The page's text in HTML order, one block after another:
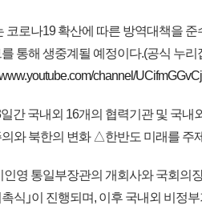
코로나19 확산에 따른 방역대책을
통해 생중계될 예정이다.(공식 누리
www.youtube.com/channel/
간 국내외 16개의 협력기관 및 국
와 북한의 변화 △한반도 미래를 주
인영 통일부장관의 개회사와 국회의
식｣이 진행되며, 이후 국내외 비정